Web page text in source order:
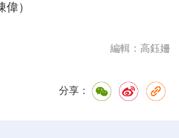
）
編輯：高鈺姍
分享：